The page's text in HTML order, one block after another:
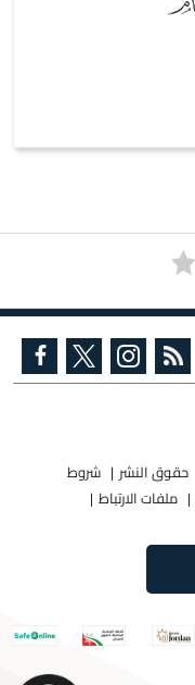
حقوق النشر
شروط
ملفات الارتباط